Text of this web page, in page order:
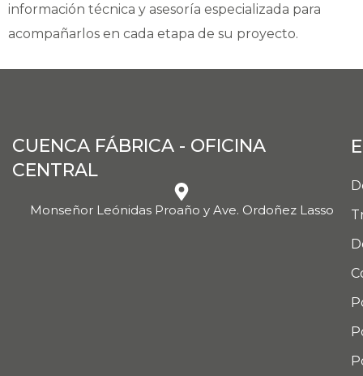
información técnica y asesoría especializada para
acompañarlos en cada etapa de su proyecto.
CUENCA FÁBRICA - OFICINA
CENTRAL
Monseñor Leónidas Proaño y Ave. Ordoñez Lasso